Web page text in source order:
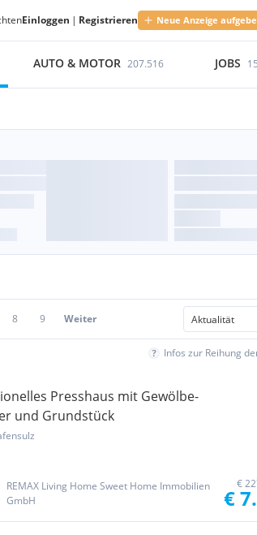
Einloggen | Registrieren Neue Anzeige
AUTO & MOTOR 207.516 JOBS
8 9 Weiter
Infos zur Reihung
Presshaus mit Gewölbe-
und Grundstück
REMAX Living Home Sweet Home Immobilien
GmbH
€
€